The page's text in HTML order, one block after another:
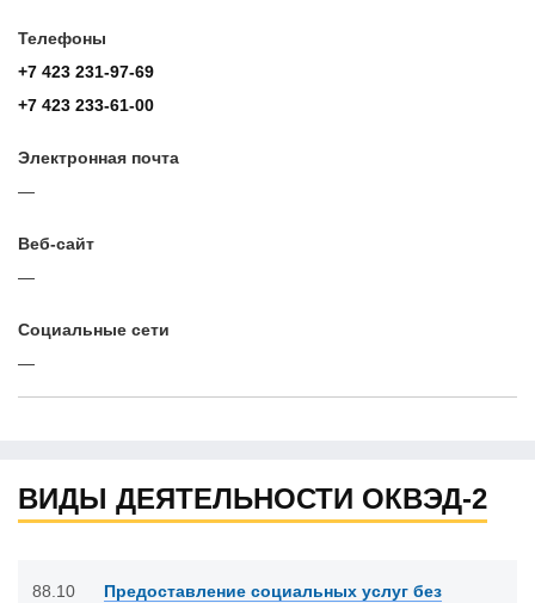
Телефоны
+7 423 231-97-69
+7 423 233-61-00
Электронная почта
—
Веб-сайт
—
Cоциальные сети
—
ВИДЫ ДЕЯТЕЛЬНОСТИ ОКВЭД-2
88.10
Предоставление социальных услуг без